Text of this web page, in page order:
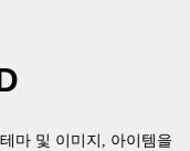
마 및 이미지, 아이템을